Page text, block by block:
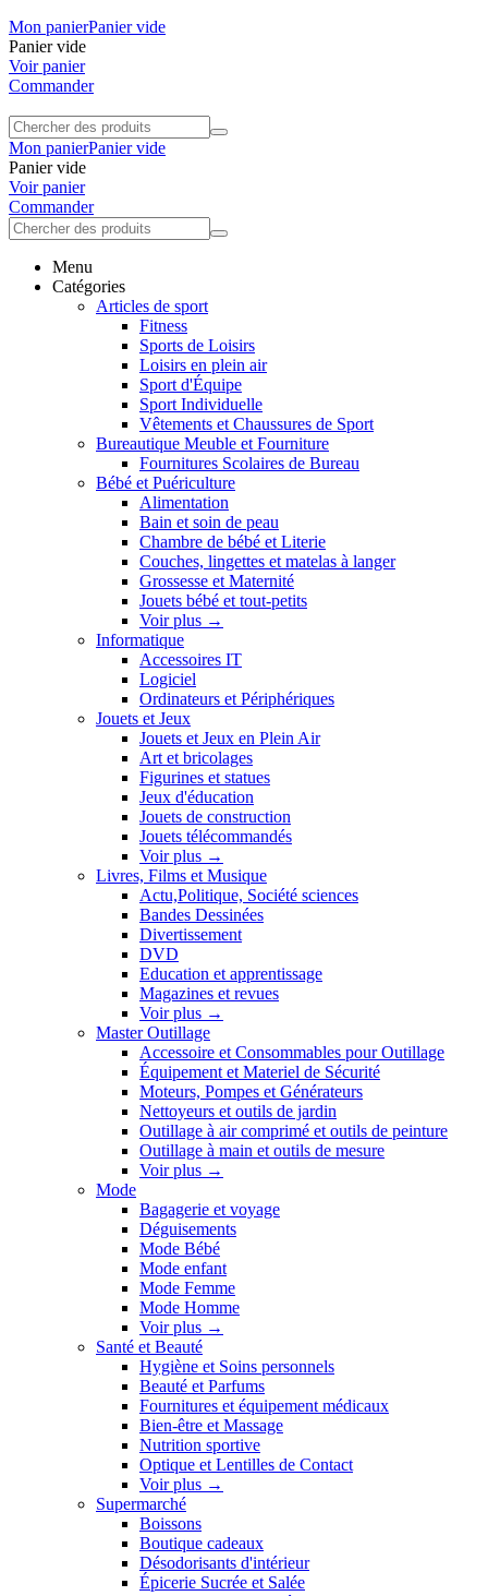
Mon panierPanier vide
Panier vide
Voir panier
Commander
Mon panierPanier vide
Panier vide
Voir panier
Commander
Menu
Catégories
Articles de sport
Fitness
Sports de Loisirs
Loisirs en plein air
Sport d'Équipe
Sport Individuelle
Vêtements et Chaussures de Sport
Bureautique Meuble et Fourniture
Fournitures Scolaires de Bureau
Bébé et Puériculture
Alimentation
Bain et soin de peau
Chambre de bébé et Literie
Couches, lingettes et matelas à langer
Grossesse et Maternité
Jouets bébé et tout-petits
Voir plus →
Informatique
Accessoires IT
Logiciel
Ordinateurs et Périphériques
Jouets et Jeux
Jouets et Jeux en Plein Air
Art et bricolages
Figurines et statues
Jeux d'éducation
Jouets de construction
Jouets télécommandés
Voir plus →
Livres, Films et Musique
Actu,Politique, Société sciences
Bandes Dessinées
Divertissement
DVD
Education et apprentissage
Magazines et revues
Voir plus →
Master Outillage
Accessoire et Consommables pour Outillage
Équipement et Materiel de Sécurité
Moteurs, Pompes et Générateurs
Nettoyeurs et outils de jardin
Outillage à air comprimé et outils de peinture
Outillage à main et outils de mesure
Voir plus →
Mode
Bagagerie et voyage
Déguisements
Mode Bébé
Mode enfant
Mode Femme
Mode Homme
Voir plus →
Santé et Beauté
Hygiène et Soins personnels
Beauté et Parfums
Fournitures et équipement médicaux
Bien-être et Massage
Nutrition sportive
Optique et Lentilles de Contact
Voir plus →
Supermarché
Boissons
Boutique cadeaux
Désodorisants d'intérieur
Épicerie Sucrée et Salée